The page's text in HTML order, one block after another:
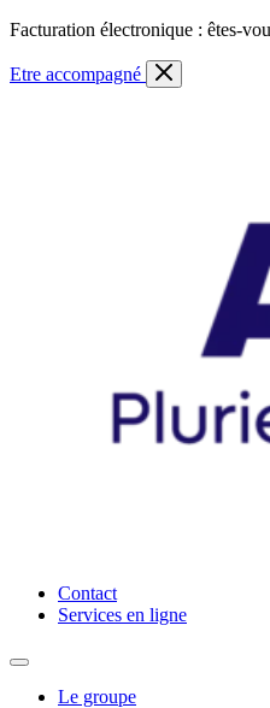
Skip
content
Facturation électronique : êtes-
Etre accompagné
Anderlaine | Conseil – Expert
Contact
Services en ligne
Le groupe